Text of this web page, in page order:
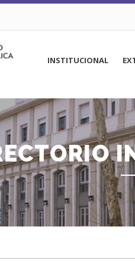
principal
INSTITUCIONAL